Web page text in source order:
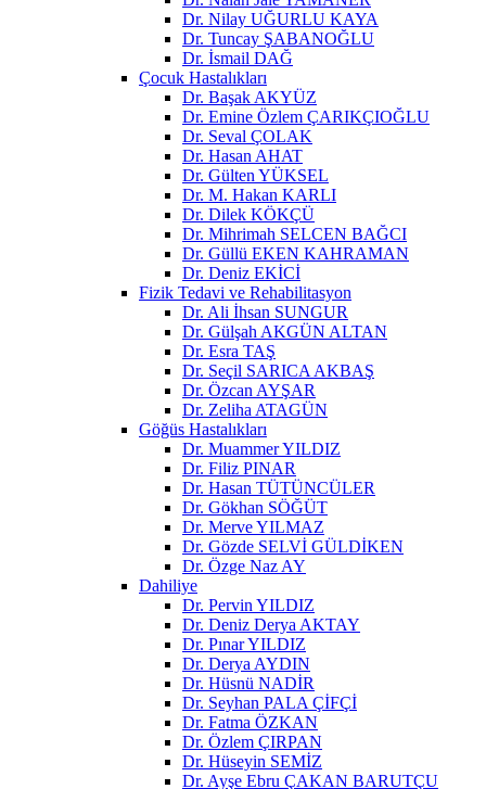
Dr. Nilay UĞURLU KAYA
Dr. Tuncay ŞABANOĞLU
Dr. İsmail DAĞ
Çocuk Hastalıkları
Dr. Başak AKYÜZ
Dr. Emine Özlem ÇARIKÇIOĞLU
Dr. Seval ÇOLAK
Dr. Hasan AHAT
Dr. Gülten YÜKSEL
Dr. M. Hakan KARLI
Dr. Dilek KÖKÇÜ
Dr. Mihrimah SELCEN BAĞCI
Dr. Güllü EKEN KAHRAMAN
Dr. Deniz EKİCİ
Fizik Tedavi ve Rehabilitasyon
Dr. Ali İhsan SUNGUR
Dr. Gülşah AKGÜN ALTAN
Dr. Esra TAŞ
Dr. Seçil SARICA AKBAŞ
Dr. Özcan AYŞAR
Dr. Zeliha ATAGÜN
Göğüs Hastalıkları
Dr. Muammer YILDIZ
Dr. Filiz PINAR
Dr. Hasan TÜTÜNCÜLER
Dr. Gökhan SÖĞÜT
Dr. Merve YILMAZ
Dr. Gözde SELVİ GÜLDİKEN
Dr. Özge Naz AY
Dahiliye
Dr. Pervin YILDIZ
Dr. Deniz Derya AKTAY
Dr. Pınar YILDIZ
Dr. Derya AYDIN
Dr. Hüsnü NADİR
Dr. Seyhan PALA ÇİFÇİ
Dr. Fatma ÖZKAN
Dr. Özlem ÇIRPAN
Dr. Hüseyin SEMİZ
Dr. Ayşe Ebru ÇAKAN BARUTÇU